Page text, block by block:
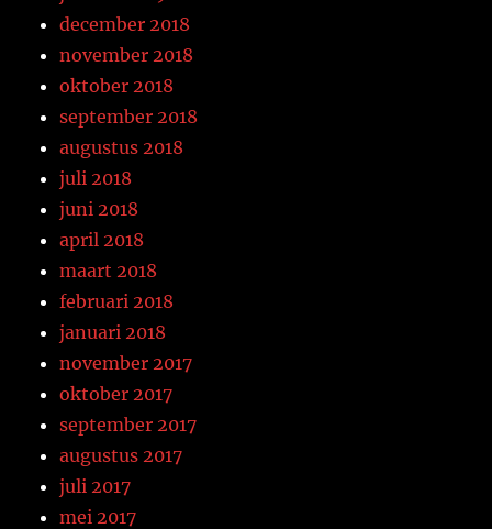
december 2018
november 2018
oktober 2018
september 2018
augustus 2018
juli 2018
juni 2018
april 2018
maart 2018
februari 2018
januari 2018
november 2017
oktober 2017
september 2017
augustus 2017
juli 2017
mei 2017